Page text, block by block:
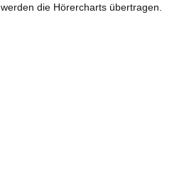
werden die Hörercharts übertragen.